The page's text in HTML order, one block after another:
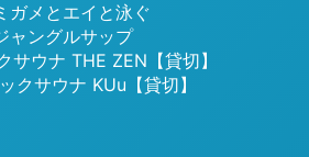
ガメとエイと泳ぐ
ャングルサップ
サウナ THE ZEN【貸切】
クサウナ KUu【貸切】